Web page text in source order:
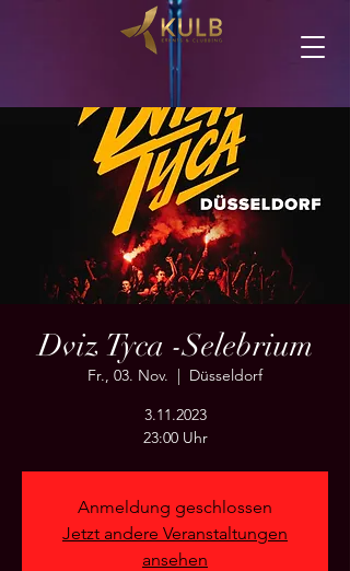
Dviz Tyca -Selebrium
Fr., 03. Nov.
  |
Düsseldorf
3.11.2023
23:00 Uhr
Anmeldung geschlossen
Jetzt andere Veranstaltungen
ansehen